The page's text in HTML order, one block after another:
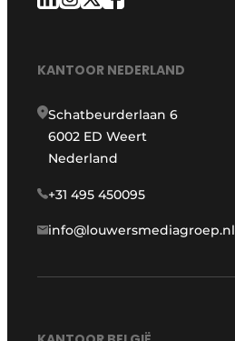
KANTOOR NEDERLAND
Schatbeurderlaan 6
6002 ED Weert
Nederland
+31 495 450095
info@louwersmediagroep.nl